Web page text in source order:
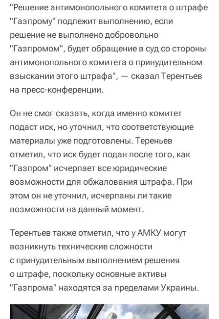
"Решение антимонопольного комитета о штрафе
"Газпрому" подлежит выполнению, если
решение не выполнено добровольно
"Газпромом", будет обращение в суд со стороны
антимонопольного комитета о принудительном
взыскании этого штрафа", — сказал Терентьев
на пресс-конференции.
Он не смог сказать, когда именно комитет
подаст иск, но уточнил, что соответствующие
материалы уже подготовлены. Тереньев
отметил, что иск будет подан после того, как
"Газпром" исчерпает все юридические
возможности для обжалования штрафа. При
этом он не уточнил, исчерпаны ли такие
возможности на данный момент.
Терентьев также отметил, что у АМКУ могут
возникнуть технические сложности
с принудительным выполнением решения
о штрафе, поскольку основные активы
"Газпрома" находятся за пределами Украины.